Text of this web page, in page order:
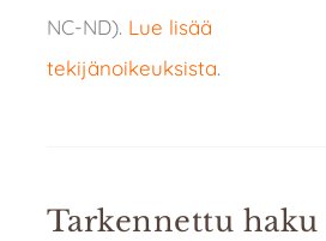
NC-ND). Lue lisää
tekijänoikeuksista.
Tarkennettu haku